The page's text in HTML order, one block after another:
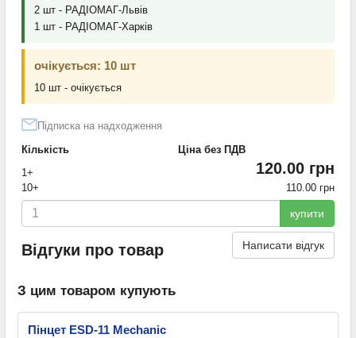
2 шт - РАДІОМАГ-Львів
1 шт - РАДІОМАГ-Харків
очікується: 10 шт
10 шт - очікується
Підписка на надходження
Кількість
Ціна без ПДВ
1+
120.00 грн
10+ 110.00 грн
купити
Відгуки про товар Написати відгук
З цим товаром купують
Пінцет ESD-11 Mechanic